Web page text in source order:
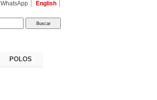
WhatsApp English
POLOS